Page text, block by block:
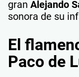
gran Alejando
sonora de su
El
Paco de